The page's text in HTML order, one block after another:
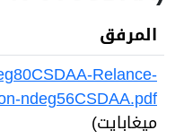
المرفق
Relance-
ndeg56CSDAA.pdf
ميغابايت)